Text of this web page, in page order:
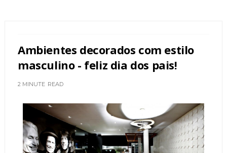
Ambientes decorados com estilo
masculino - feliz dia dos pais!
2 MINUTE READ